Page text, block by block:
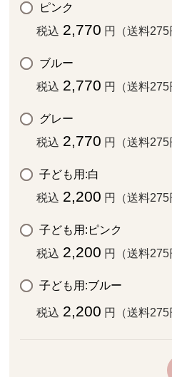
ピンク
税込 2,770 円（送料275
ブルー
税込 2,770 円（送料275
グレー
税込 2,770 円（送料275
子ども用:白
税込 2,200 円（送料275
子ども用:ピンク
税込 2,200 円（送料275
子ども用:ブルー
税込 2,200 円（送料275